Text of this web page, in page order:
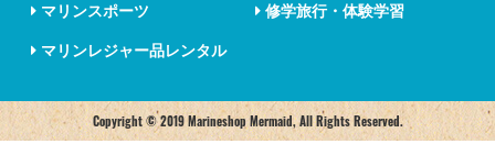
マリンスポーツ 修学旅行・体験学習
マリンレジャー品レンタル
Copyright © 2019 Marineshop Mermaid, All Rights Reserved.